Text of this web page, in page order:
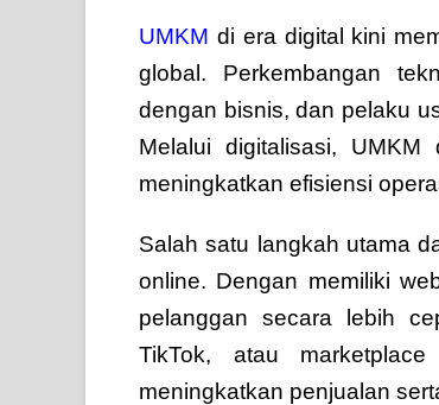
UMKM di era digital kini
global. Perkembangan
dengan bisnis, dan pelaku
Melalui digitalisasi,
meningkatkan efisiensi
Salah satu langkah utama
online. Dengan memiliki
pelanggan secara lebih
TikTok, atau
meningkatkan penjualan